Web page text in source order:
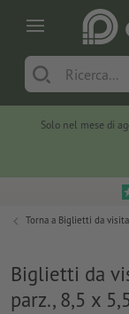
Solo nel mese di
Torna a Biglietti da
Biglietti da
parz., 8,5 x